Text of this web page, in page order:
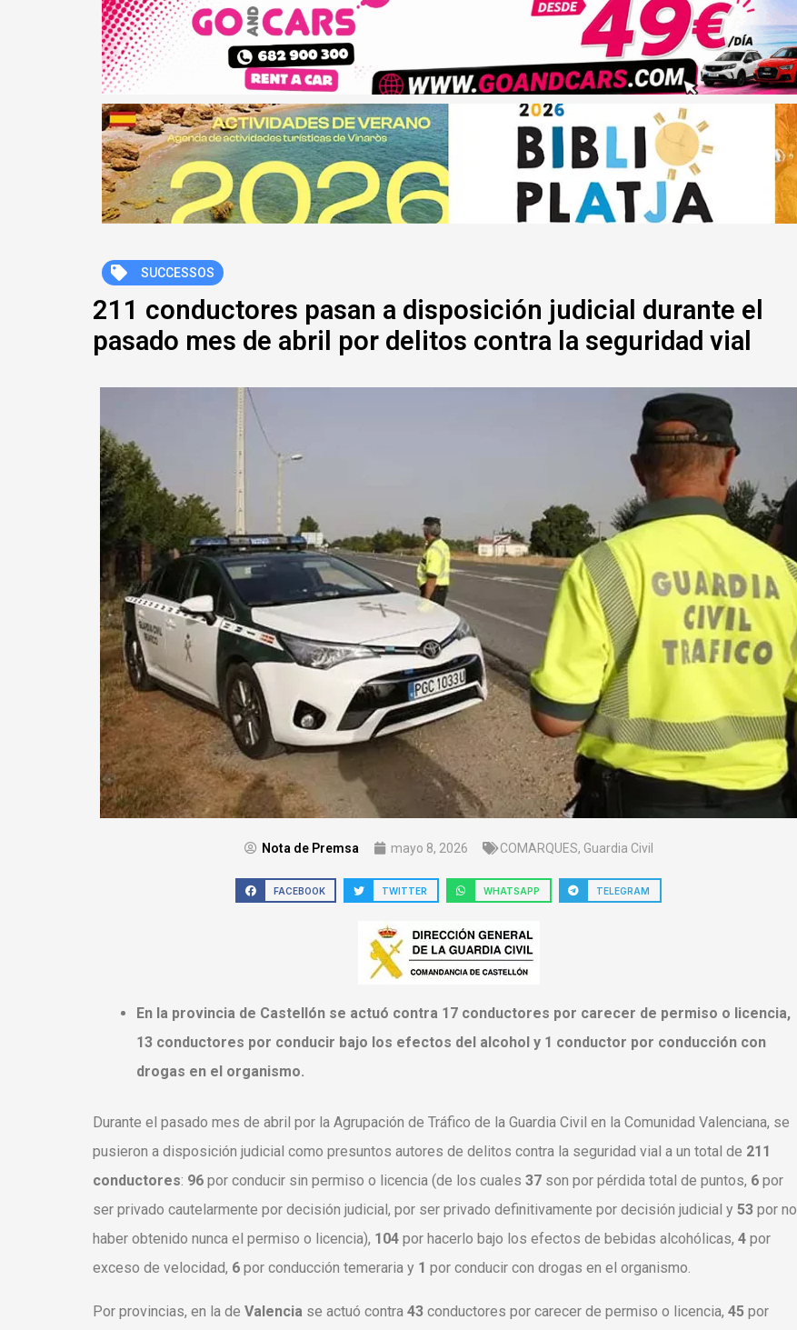
SUCCESSOS
211 conductores pasan a disposición judicial durante el
pasado mes de abril por delitos contra la seguridad vial
Nota de Premsa mayo 8, 2026 COMARQUES, Guardia Civil
FACEBOOK TWITTER WHATSAPP TELEGRAM
En la provincia de Castellón se actuó contra 17 conductores por carecer de permiso o licencia,
13 conductores por conducir bajo los efectos del alcohol y 1 conductor por conducción con
drogas en el organismo.
Durante el pasado mes de abril por la Agrupación de Tráfico de la Guardia Civil en la Comunidad Valenciana, se
pusieron a disposición judicial como presuntos autores de delitos contra la seguridad vial a un total de 211
conductores: 96 por conducir sin permiso o licencia (de los cuales 37 son por pérdida total de puntos, 6 por
ser privado cautelarmente por decisión judicial, por ser privado definitivamente por decisión judicial y 53 por no
haber obtenido nunca el permiso o licencia), 104 por hacerlo bajo los efectos de bebidas alcohólicas, 4 por
exceso de velocidad, 6 por conducción temeraria y 1 por conducir con drogas en el organismo.
Por provincias, en la de Valencia se actuó contra 43 conductores por carecer de permiso o licencia, 45 por